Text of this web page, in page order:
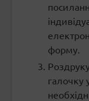
форму.
галочку